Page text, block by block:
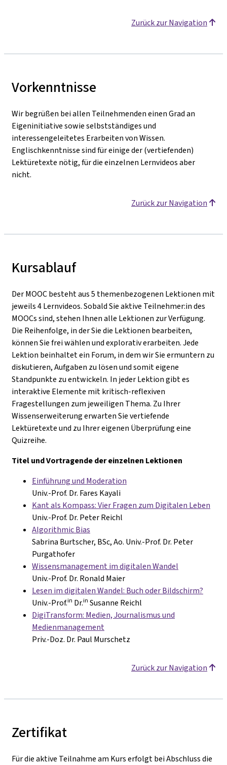
Zurück zur Navigation
Vorkenntnisse
Wir begrüßen bei allen Teilnehmenden einen Grad an
Eigeninitiative sowie selbstständiges und
interessengeleitetes Erarbeiten von Wissen.
Englischkenntnisse sind für einige der (vertiefenden)
Lektüretexte nötig, für die einzelnen Lernvideos aber
nicht.
Zurück zur Navigation
Kursablauf
Der MOOC besteht aus 5 themenbezogenen Lektionen mit
jeweils 4 Lernvideos. Sobald Sie aktive Teilnehmer:in des
MOOCs sind, stehen Ihnen alle Lektionen zur Verfügung.
Die Reihenfolge, in der Sie die Lektionen bearbeiten,
können Sie frei wählen und explorativ erarbeiten. Jede
Lektion beinhaltet ein Forum, in dem wir Sie ermuntern zu
diskutieren, Aufgaben zu lösen und somit eigene
Standpunkte zu entwickeln. In jeder Lektion gibt es
interaktive Elemente mit kritisch-reflexiven
Fragestellungen zum jeweiligen Thema. Zu Ihrer
Wissenserweiterung erwarten Sie vertiefende
Lektüretexte und zu Ihrer eigenen Überprüfung eine
Quizreihe.
Titel und Vortragende der einzelnen Lektionen
Einführung und Moderation
Univ.-Prof. Dr. Fares Kayali
Kant als Kompass: Vier Fragen zum Digitalen Leben
Univ.-Prof. Dr. Peter Reichl
Algorithmic Bias
Sabrina Burtscher, BSc, Ao. Univ.-Prof. Dr. Peter
Purgathofer
Wissensmanagement im digitalen Wandel
Univ.-Prof. Dr. Ronald Maier
Lesen im digitalen Wandel: Buch oder Bildschirm?
Univ.-Prof.in Dr.in Susanne Reichl
DigiTransform: Medien, Journalismus und
Medienmanagement
Priv.-Doz. Dr. Paul Murschetz
Zurück zur Navigation
Zertifikat
Für die aktive Teilnahme am Kurs erfolgt bei Abschluss die